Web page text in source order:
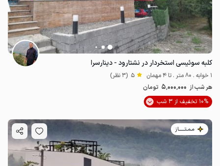
کلبه سوئیسی استخردار در نشتارود - دینارسرا
1 خوابه . 80 متر . تا 4 مهمان 5 (3 نظر)
هر شب از 5٬000٬000 تومان
10% تخفیف از 3 شب
مـمـتــــــاز